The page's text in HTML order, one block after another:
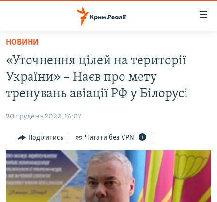
Перейти
основного
матеріалу
Перейти
до
основної
навігації
Перейти
до
пошуку
ВІДЕО ТА ФОТО
БЛОГИ
ПОГЛЯД
ІНТЕРВ'Ю
ВСЕ ЗА ДЕНЬ
СПЕЦПРОЕКТИ
НОВИНИ
«Уточнення цілей на території
України» – Наєв про мету
тренувань авіації РФ у Білорусі
20 грудень 2022, 16:07
Поділитись Читати без VPN